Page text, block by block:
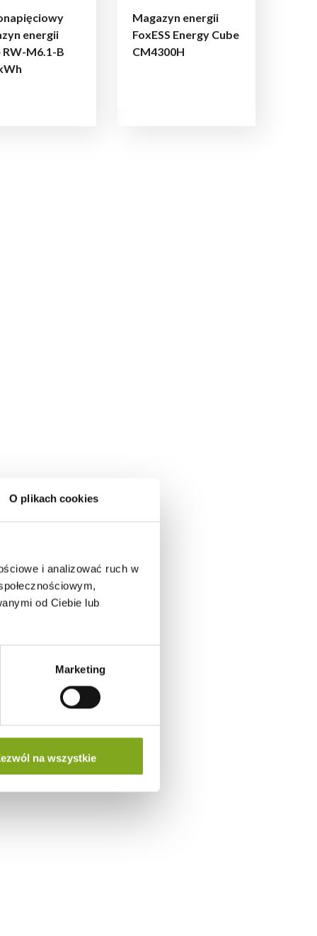
O plikach cookies
i analizować ruch w
od Ciebie lub
Marketing
na wszystkie
energii
RW-M6.1-B
Magazyn energii
FoxESS Energy Cube
CM4300H